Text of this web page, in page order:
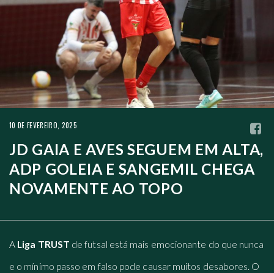
10 DE FEVEREIRO, 2025
JD GAIA E AVES SEGUEM EM ALTA,
ADP GOLEIA E SANGEMIL CHEGA
NOVAMENTE AO TOPO
A Liga TRUST de futsal está mais emocionante do que nunca
e o mínimo passo em falso pode causar muitos desabores. O